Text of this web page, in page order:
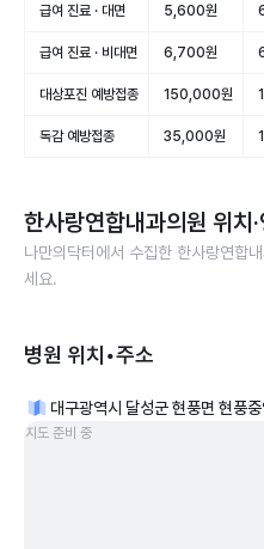
급여 진료 · 대면 5,600원
급여 진료 · 비대면 6,700원
대상포진 예방접종 150,000원
독감 예방접종 35,000원
한사랑연합내과의원 위치
나만의닥터에서 수집한 한사랑연합
세요.
병원 위치•주소
대구광역시 달성군 현풍면 현풍
지도 준비 중